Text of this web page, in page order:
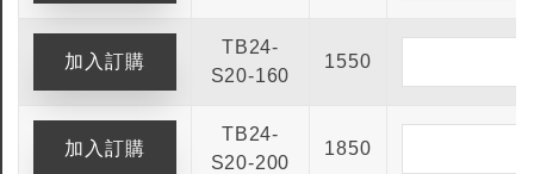
TB24-
S20-160
1550
TB24-
S20-200
1850